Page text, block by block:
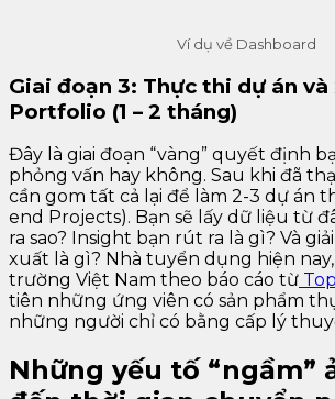
Ví dụ về Dashboard
Giai đoạn 3: Thực thi dự án
Portfolio (1 – 2 tháng)
Đây là giai đoạn “vàng” quyết định
phỏng vấn hay không. Sau khi đã
cần gom tất cả lại để làm 2-3 dự án
end Projects). Bạn sẽ lấy dữ liệu từ
ra sao? Insight bạn rút ra là gì? Và
xuất là gì? Nhà tuyển dụng hiện
trường Việt Nam theo báo cáo từ
tiên những ứng viên có sản phẩm
những người chỉ có bằng cấp lý
Những yếu tố “ngầm”